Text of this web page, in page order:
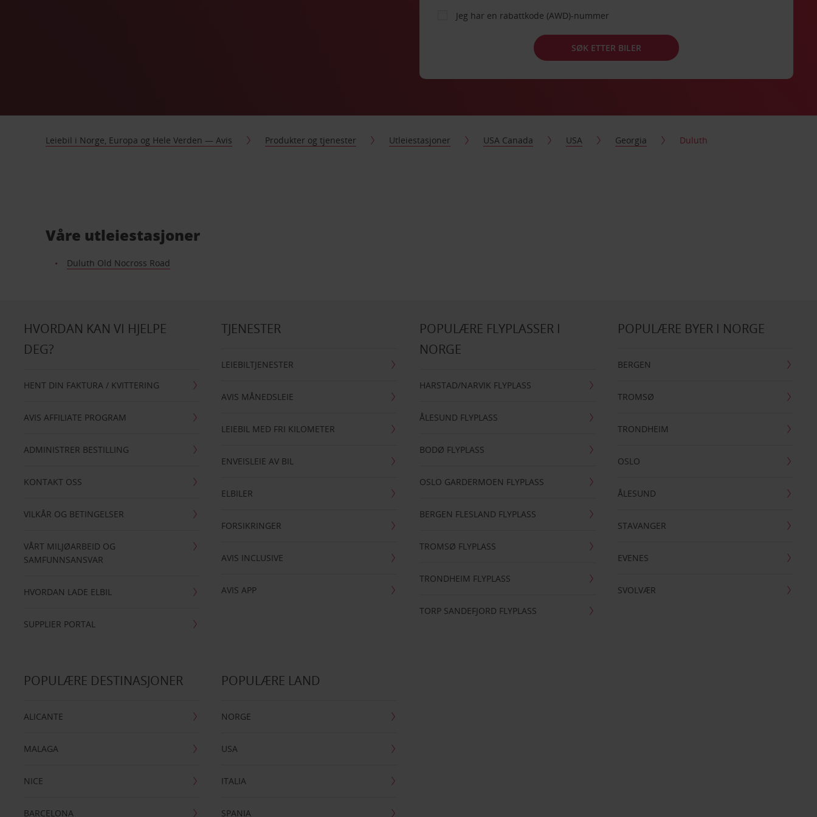
Jeg har en rabattkode (AWD)-nummer
SØK ETTER BILER
Leiebil i Norge, Europa og Hele Verden — Avis Produkter og tjenester Utleiestasjoner USA Canada USA Georgia Duluth
Våre utleiestasjoner
Duluth Old Nocross Road
HVORDAN KAN VI HJELPE
DEG?
HENT DIN FAKTURA / KVITTERING
AVIS AFFILIATE PROGRAM
ADMINISTRER BESTILLING
KONTAKT OSS
VILKÅR OG BETINGELSER
VÅRT MILJØARBEID OG
SAMFUNNSANSVAR
HVORDAN LADE ELBIL
SUPPLIER PORTAL
TJENESTER
LEIEBILTJENESTER
AVIS MÅNEDSLEIE
LEIEBIL MED FRI KILOMETER
ENVEISLEIE AV BIL
ELBILER
FORSIKRINGER
AVIS INCLUSIVE
AVIS APP
POPULÆRE FLYPLASSER I
NORGE
HARSTAD/NARVIK FLYPLASS
ÅLESUND FLYPLASS
BODØ FLYPLASS
OSLO GARDERMOEN FLYPLASS
BERGEN FLESLAND FLYPLASS
TROMSØ FLYPLASS
TRONDHEIM FLYPLASS
TORP SANDEFJORD FLYPLASS
POPULÆRE BYER I NORGE
BERGEN
TROMSØ
TRONDHEIM
OSLO
ÅLESUND
STAVANGER
EVENES
SVOLVÆR
POPULÆRE DESTINASJONER
ALICANTE
MALAGA
NICE
BARCELONA
POPULÆRE LAND
NORGE
USA
ITALIA
SPANIA